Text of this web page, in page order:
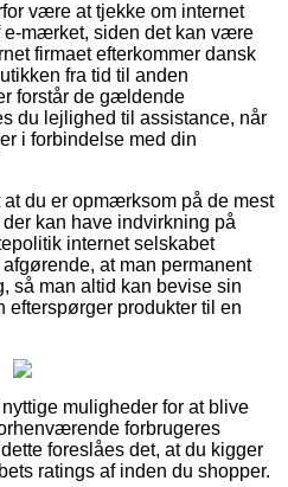
være at tjekke om internet
e-mærket, siden det kan være
firmaet efterkommer dansk
fra tid til anden
forstår de gældende
du lejlighed til assistance, når
i forbindelse med din
du er opmærksom på de mest
kan have indvirkning på
internet selskabet
at man permanent
så man altid kan bevise sin
efterspørger produkter til en
muligheder for at blive
forbrugeres
foreslåes det, at du kigger
ratings af inden du shopper.